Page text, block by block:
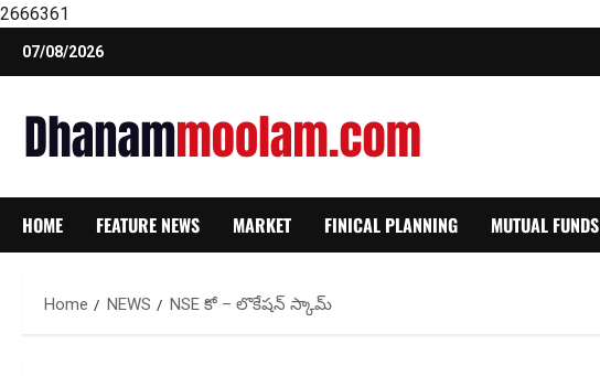
2666361
Skip
07/08/2026
HOME FEATURE NEWS MARKET FINICAL PLANNING MUTUAL FUNDS
Home NEWS NSE కో – లొకేషన్ స్కామ్